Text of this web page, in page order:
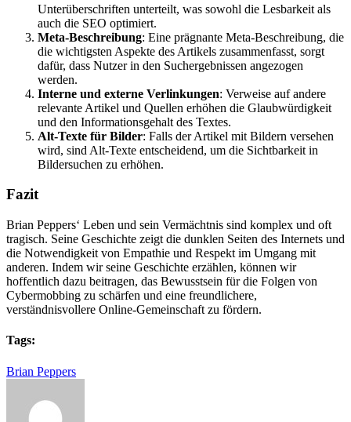
Unterüberschriften unterteilt, was sowohl die Lesbarkeit als
auch die SEO optimiert.
Meta-Beschreibung: Eine prägnante Meta-Beschreibung, die
die wichtigsten Aspekte des Artikels zusammenfasst, sorgt
dafür, dass Nutzer in den Suchergebnissen angezogen
werden.
Interne und externe Verlinkungen: Verweise auf andere
relevante Artikel und Quellen erhöhen die Glaubwürdigkeit
und den Informationsgehalt des Textes.
Alt-Texte für Bilder: Falls der Artikel mit Bildern versehen
wird, sind Alt-Texte entscheidend, um die Sichtbarkeit in
Bildersuchen zu erhöhen.
Fazit
Brian Peppers‘ Leben und sein Vermächtnis sind komplex und oft
tragisch. Seine Geschichte zeigt die dunklen Seiten des Internets und
die Notwendigkeit von Empathie und Respekt im Umgang mit
anderen. Indem wir seine Geschichte erzählen, können wir
hoffentlich dazu beitragen, das Bewusstsein für die Folgen von
Cybermobbing zu schärfen und eine freundlichere,
verständnisvollere Online-Gemeinschaft zu fördern.
Tags:
Brian Peppers